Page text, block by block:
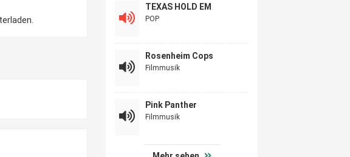
TEXAS HOLD EM
POP
Rosenheim Cops
Filmmusik
Pink Panther
Filmmusik